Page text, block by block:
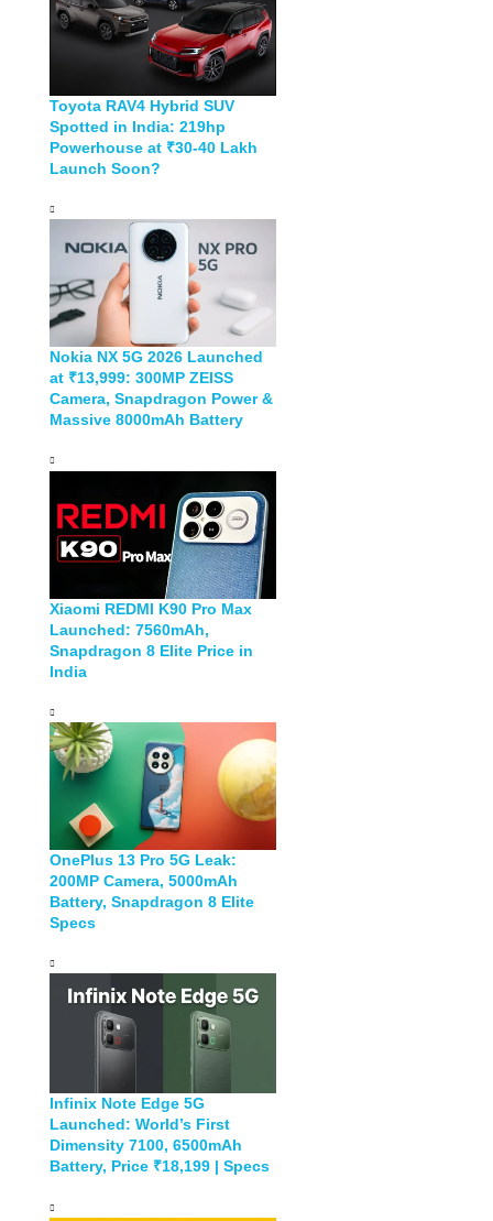
Toyota RAV4 Hybrid SUV
Spotted in India: 219hp
Powerhouse at ₹30-40 Lakh
Launch Soon?
Nokia NX 5G 2026 Launched
at ₹13,999: 300MP ZEISS
Camera, Snapdragon Power &
Massive 8000mAh Battery
Xiaomi REDMI K90 Pro Max
Launched: 7560mAh,
Snapdragon 8 Elite Price in
India
OnePlus 13 Pro 5G Leak:
200MP Camera, 5000mAh
Battery, Snapdragon 8 Elite
Specs
Infinix Note Edge 5G
Launched: World’s First
Dimensity 7100, 6500mAh
Battery, Price ₹18,199 | Specs